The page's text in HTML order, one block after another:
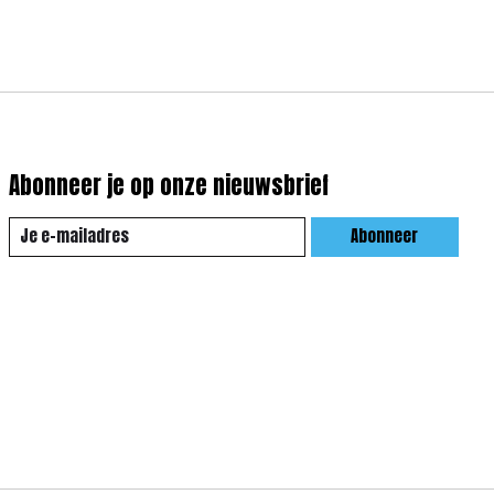
Abonneer je op onze nieuwsbrief
Abonneer